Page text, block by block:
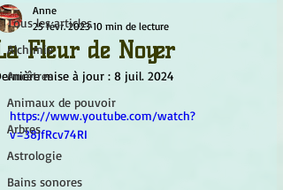
Tous les articles
Alchimie
Ancêtres
Animaux de pouvoir
Arbres
Astrologie
Bains sonores
Fleur de Noyer
Anne
25 févr. 2023 10 min de lecture
mise à jour : 8 juil. 2024
https://www.youtube.com/watch?
v=38JfRcv74RI